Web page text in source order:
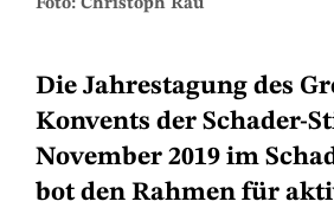
Foto: Christoph Rau
Die Jahrestagung des
Konvents der Schader-
November 2019 im
bot den Rahmen für